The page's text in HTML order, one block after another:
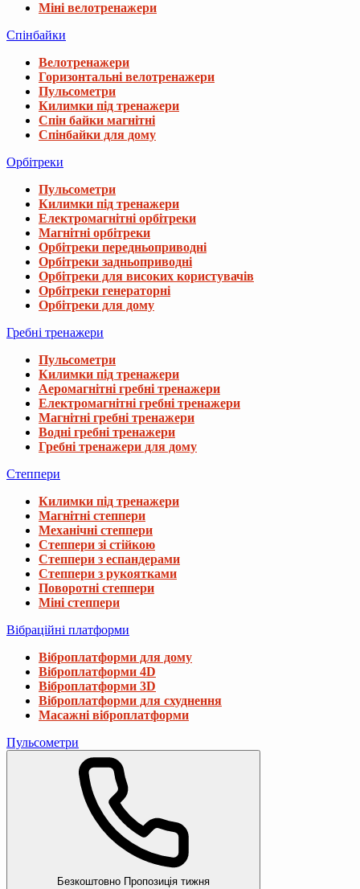
Міні велотренажери
Спінбайки
Велотренажери
Горизонтальні велотренажери
Пульсометри
Килимки під тренажери
Спін байки магнітні
Спінбайки для дому
Орбітреки
Пульсометри
Килимки під тренажери
Електромагнітні орбітреки
Магнітні орбітреки
Орбітреки передньоприводні
Орбітреки задньоприводні
Орбітреки для високих користувачів
Орбітреки генераторні
Орбітреки для дому
Гребні тренажери
Пульсометри
Килимки під тренажери
Аеромагнітні гребні тренажери
Електромагнітні гребні тренажери
Магнітні гребні тренажери
Водні гребні тренажери
Гребні тренажери для дому
Степпери
Килимки під тренажери
Магнітні степпери
Механічні степпери
Степпери зі стійкою
Степпери з еспандерами
Степпери з рукоятками
Поворотні степпери
Міні степпери
Вібраційні платформи
Віброплатформи для дому
Віброплатформи 4D
Віброплатформи 3D
Віброплатформи для схуднення
Масажні віброплатформи
Пульсометри
Безкоштовно Пропозиція тижня